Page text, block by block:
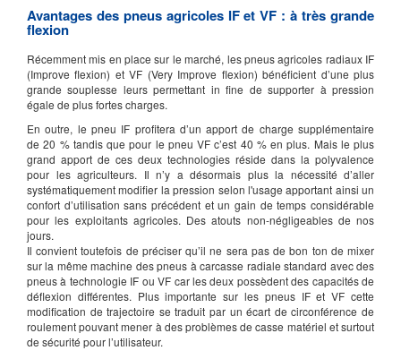
Avantages des pneus agricoles IF et VF : à très grande
flexion
Récemment mis en place sur le marché, les pneus agricoles radiaux IF
(Improve flexion) et VF (Very Improve flexion) bénéficient d’une plus
grande souplesse leurs permettant in fine de supporter à pression
égale de plus fortes charges.
En outre, le pneu IF profitera d’un apport de charge supplémentaire
de 20 % tandis que pour le pneu VF c’est 40 % en plus. Mais le plus
grand apport de ces deux technologies réside dans la polyvalence
pour les agriculteurs. Il n’y a désormais plus la nécessité d’aller
systématiquement modifier la pression selon l'usage apportant ainsi un
confort d’utilisation sans précédent et un gain de temps considérable
pour les exploitants agricoles. Des atouts non-négligeables de nos
jours.
Il convient toutefois de préciser qu’il ne sera pas de bon ton de mixer
sur la même machine des pneus à carcasse radiale standard avec des
pneus à technologie IF ouVF carles deux possèdent des capacités de
déflexion différentes. Plus importante sur les pneus IF et VF cette
modification de trajectoire se traduit par un écart de circonférence de
roulement pouvant mener à des problèmes de casse matériel et surtout
de sécurité pour l’utilisateur.